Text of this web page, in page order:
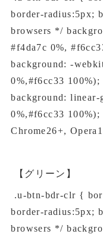
border-radius:5px;
browsers */
#f4da7c 0%,
background: -
0%,#f6cc33
background: linear-
0%,#f6cc33
Chrome26+,
【グリーン】
.u-btn-bdr-clr {
border-radius:5px;
browsers */